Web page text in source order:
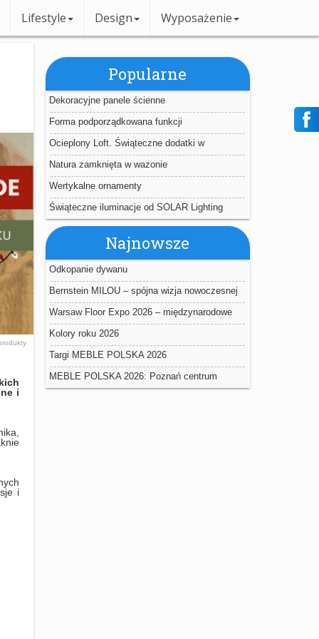
Lifestyle Design Wyposażenie
i
i
Popularne
Dekoracyjne panele ścienne
Forma podporządkowana funkcji
Ocieplony Loft. Świąteczne dodatki w
industrialnym wnętrzu
Natura zamknięta w wazonie
Wertykalne ornamenty
Świąteczne iluminacje od SOLAR Lighting
Najnowsze
Odkopanie dywanu
Bernstein MILOU – spójna wizja nowoczesnej
łazienki
Warsaw Floor Expo 2026 – międzynarodowe
targi materiałów podłogowych i powierzchniowych
w Nadarzynie
Kolory roku 2026
Targi MEBLE POLSKA 2026
MEBLE POLSKA 2026: Poznań centrum
globalnego handlu meblami